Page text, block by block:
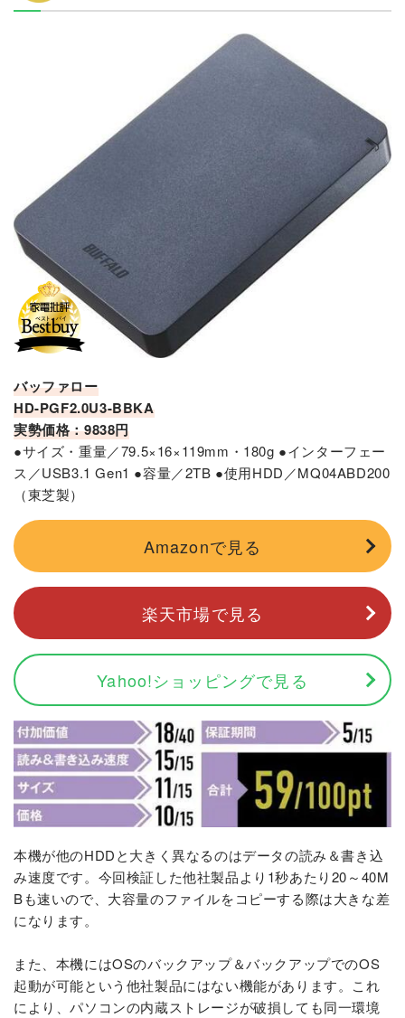
バッファロー
HD-PGF2.0U3-BBKA
実勢価格：9838円
●サイズ・重量／79.5×16×119mm・180g ●インターフェー
ス／USB3.1 Gen1 ●容量／2TB ●使用HDD／MQ04ABD200
（東芝製）
Amazonで見る
楽天市場で見る
Yahoo!ショッピングで見る
本機が他のHDDと大きく異なるのはデータの読み＆書き込
み速度です。今回検証した他社製品より1秒あたり20～40M
Bも速いので、大容量のファイルをコピーする際は大きな差
になります。
また、本機にはOSのバックアップ＆バックアップでのOS
起動が可能という他社製品にはない機能があります。これ
により、パソコンの内蔵ストレージが破損しても同一環境